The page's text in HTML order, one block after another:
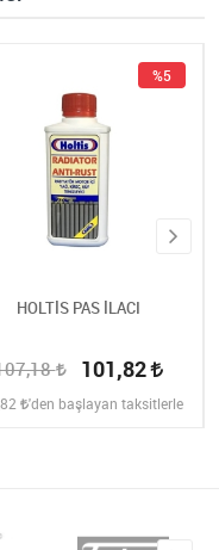
HOLTİS PAS İLACI
101,82
%5
'den başlayan taksitlerle